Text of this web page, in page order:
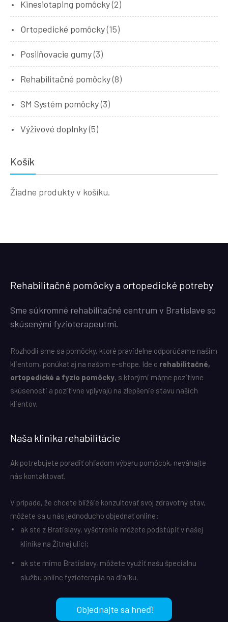
Kinesiotaping pomôcky(2)
Ortopedické pomôcky(15)
Posilňovacie gumy(3)
Rehabilitačné pomôcky(8)
SM Systém pomôcky(3)
Výživové doplnky(5)
Košík
Žiadne produkty v košíku.
Rehabilitačné pomôcky a ortopedické potreby
Sme súkromné rehabilitačné centrum v Bratislave so
skúsenými fyzioterapeutmi.
Rozhodli sme sa pomôcky, ktoré pravidelne odporúčame našim
klientom, ponúkať aj na našom e-shope. Ide o rehabilitačné,
ortopedické a fyzio pomôcky, s ktorými máme pozitívne
skúsenosti a pozitívne vplývajú na zlepšenie stavu našich
klientov.
Naša klinika rehabilitácie
Ak potrebujete poradiť ohľadom výberu pomôcok, neváhajte
nás kontaktovať.
V prípade, že chcete bližšie konzultovať svoj zdravotný stav,
môžete sa u nás jednoducho objednať online:
ak ste z Bratislavy, vyšetrenie môžete podstúpiť v našej
klinike na Žitnej ulici;
ak ste mimo Bratislavy, môžete využiť našu špeciálnu
službu online fyzioterapia na diaľku.
Objednajte sa hneď!